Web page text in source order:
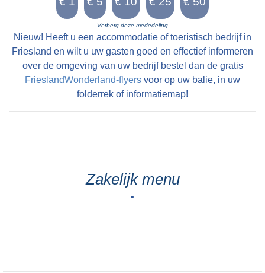
Verberg deze mededeling
Nieuw! Heeft u een accommodatie of toeristisch bedrijf in
Friesland en wilt u uw gasten goed en effectief informeren
over de omgeving van uw bedrijf bestel dan de gratis
FrieslandWonderland-flyers voor op uw balie, in uw
folderrek of informatiemap!
Zakelijk menu
•